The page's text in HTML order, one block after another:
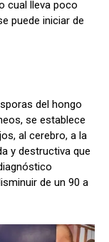
cual lleva poco
puede iniciar de
del hongo
se establece
al cerebro, a la
y destructiva que
de un 90 a